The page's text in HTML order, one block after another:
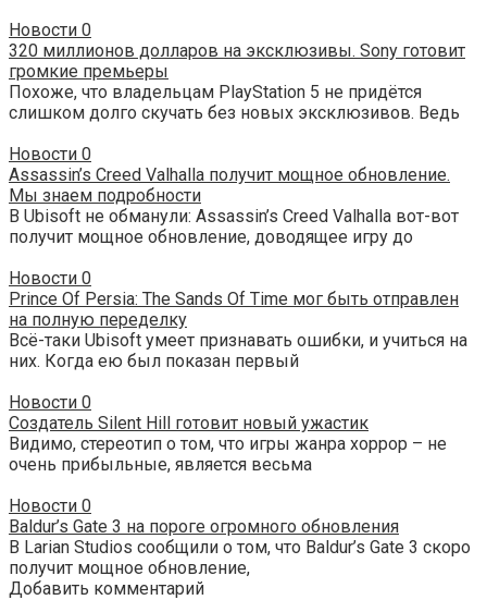
Новости 0
320 миллионов долларов на эксклюзивы. Sony готовит
громкие премьеры
Похоже, что владельцам PlayStation 5 не придётся
слишком долго скучать без новых эксклюзивов. Ведь
Новости 0
Assassin’s Creed Valhalla получит мощное обновление.
Мы знаем подробности
В Ubisoft не обманули: Assassin’s Creed Valhalla вот-вот
получит мощное обновление, доводящее игру до
Новости 0
Prince Of Persia: The Sands Of Time мог быть отправлен
на полную переделку
Всё-таки Ubisoft умеет признавать ошибки, и учиться на
них. Когда ею был показан первый
Новости 0
Создатель Silent Hill готовит новый ужастик
Видимо, стереотип о том, что игры жанра хоррор – не
очень прибыльные, является весьма
Новости 0
Baldur’s Gate 3 на пороге огромного обновления
В Larian Studios сообщили о том, что Baldur’s Gate 3 скоро
получит мощное обновление,
Добавить комментарий